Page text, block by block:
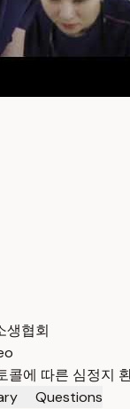
생협회
콜에 따른 심정지
Questions